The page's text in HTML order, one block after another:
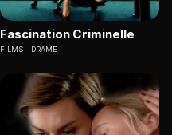
Fascination Criminelle
FILMS DRAME